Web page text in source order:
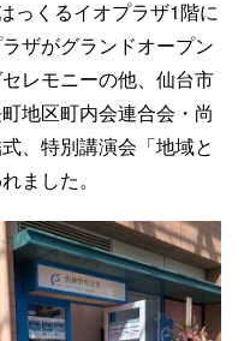
っくるイオプラザ1階に
ザがグランドオープン
レモニーの他、仙台市
地区町内会連合会・尚
、特別講演会「地域と
ました。